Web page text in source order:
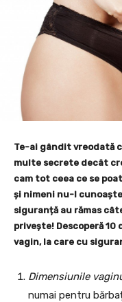
Te-ai gândit vreodată
multe secrete decât
cam tot ceea ce se
și nimeni nu-l
siguranță au rămas
privește! Descoperă
vagin, la care cu
Dimensiunile
numai pentru